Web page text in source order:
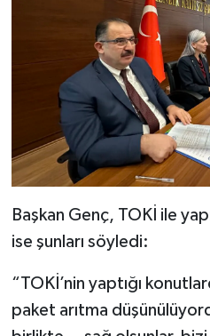
Başkan Genç, TOKİ ile
ise şunları söyledi:
“TOKİ’nin yaptığı
paket arıtma